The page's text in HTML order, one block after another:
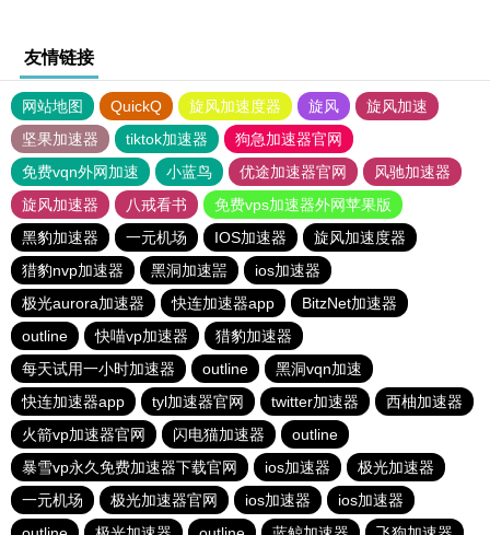
友情链接
网站地图 QuickQ 旋风加速度器 旋风
旋风加速
坚果加速器
tiktok加速器
狗急加速器官网
免费vqn外网加速
小蓝鸟 优途加速器官网
风驰加速器
旋风加速器
八戒看书
免费vps加速器外网苹果版
黑豹加速器
一元机场 IOS加速器
旋风加速度器
猎豹nvp加速器
黑洞加速噐
ios加速器
极光aurora加速器
快连加速器app
BitzNet加速器
outline
快喵vp加速器
猎豹加速器
每天试用一小时加速器
outline
黑洞vqn加速
快连加速器app
tyl加速器官网 twitter加速器
西柚加速器
火箭vp加速器官网
闪电猫加速器
outline
暴雪vp永久免费加速器下载官网
ios加速器
极光加速器
一元机场
极光加速器官网 ios加速器
ios加速器